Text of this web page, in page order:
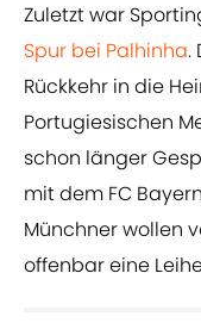
Zuletzt war
Spur bei Palhinha.
Rückkehr in die
Portugiesischen
schon länger
mit dem FC
Münchner wollen
offenbar eine